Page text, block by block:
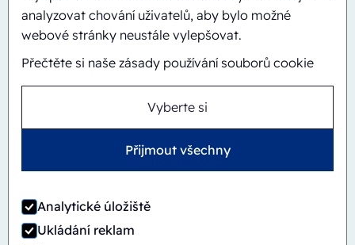
analyzovat chování uživatelů, aby bylo možné
webové stránky neustále vylepšovat.
Přečtěte si naše zásady používání souborů cookie
Vyberte si
Přijmout všechny
Analytické úložiště
Ukládání reklam
AutomatickýInline
CBS/PH30-1428-CS